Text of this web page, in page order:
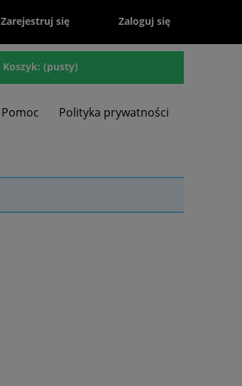
Zarejestruj się Zaloguj się
Koszyk: (pusty)
Pomoc Polityka prywatności